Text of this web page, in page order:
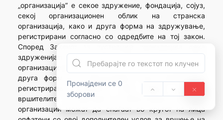
Пронајдени се 0
зборови
„организација” е секое здружение, фондација, сојуз,
секој организационен облик на странска
организација, како и друга форма на здружување,
регистрирани согласно со одредбите на тој закон.
Според Законот за лустрација произлегува дека
здруженијата, фондациите, сојузите, како и секој
организационен облик на странска организација и
друга форма на здружување, како организации
регистрирани согласно овој закон, поточно
вршителите на функции и овластувања во овие
организации можат да спаѓаат во кругот на лица